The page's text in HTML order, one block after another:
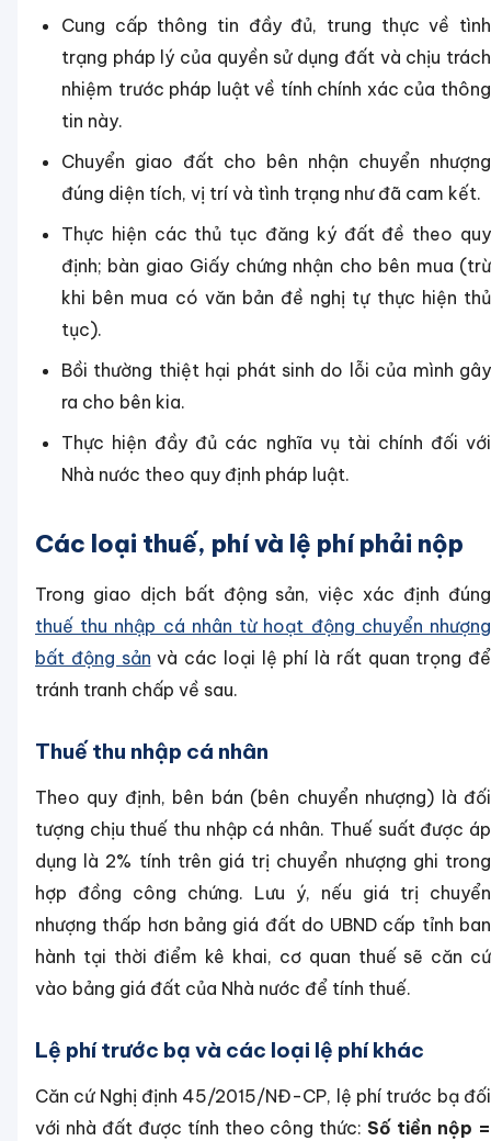
Cung cấp thông tin đầy đủ, trung thực về tình
trạng pháp lý của quyền sử dụng đất và chịu trách
nhiệm trước pháp luật về tính chính xác của thông
tin này.
Chuyển giao đất cho bên nhận chuyển nhượng
đúng diện tích, vị trí và tình trạng như đã cam kết.
Thực hiện các thủ tục đăng ký đất đề theo quy
định; bàn giao Giấy chứng nhận cho bên mua (trừ
khi bên mua có văn bản đề nghị tự thực hiện thủ
tục).
Bồi thường thiệt hại phát sinh do lỗi của mình gây
ra cho bên kia.
Thực hiện đầy đủ các nghĩa vụ tài chính đối với
Nhà nước theo quy định pháp luật.
Các loại thuế, phí và lệ phí phải nộp
Trong giao dịch bất động sản, việc xác định đúng
thuế thu nhập cá nhân từ hoạt động chuyển nhượng
bất động sản và các loại lệ phí là rất quan trọng để
tránh tranh chấp về sau.
Thuế thu nhập cá nhân
Theo quy định, bên bán (bên chuyển nhượng) là đối
tượng chịu thuế thu nhập cá nhân. Thuế suất được áp
dụng là 2% tính trên giá trị chuyển nhượng ghi trong
hợp đồng công chứng. Lưu ý, nếu giá trị chuyển
nhượng thấp hơn bảng giá đất do UBND cấp tỉnh ban
hành tại thời điểm kê khai, cơ quan thuế sẽ căn cứ
vào bảng giá đất của Nhà nước để tính thuế.
Lệ phí trước bạ và các loại lệ phí khác
Căn cứ Nghị định 45/2015/NĐ-CP, lệ phí trước bạ đối
với nhà đất được tính theo công thức: Số tiền nộp =